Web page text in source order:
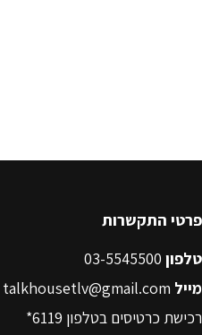
פרטי התקשרות
טלפון
מייל talkhousetlv@gmail.com
רכישת כרטיסים בטלפון 6119*